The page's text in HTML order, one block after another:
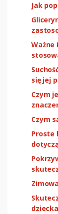
Jak
Ważne
się jej
Czym
Czym
Proste